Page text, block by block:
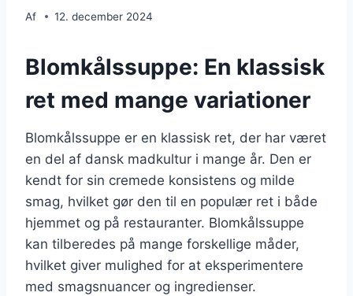
Af 12. december 2024
Blomkålssuppe: En klassisk
ret med mange variationer
Blomkålssuppe er en klassisk ret, der har været
en del af dansk madkultur i mange år. Den er
kendt for sin cremede konsistens og milde
smag, hvilket gør den til en populær ret i både
hjemmet og på restauranter. Blomkålssuppe
kan tilberedes på mange forskellige måder,
hvilket giver mulighed for at eksperimentere
med smagsnuancer og ingredienser.